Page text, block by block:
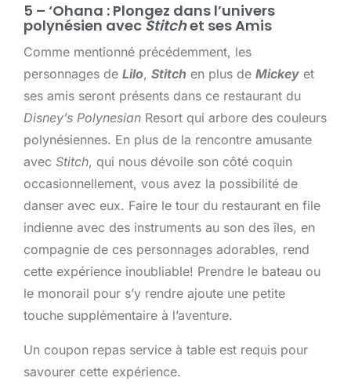
5 – ‘Ohana : Plongez dans l’univers
polynésien avec Stitchet ses Amis
Comme mentionné précédemment, les
personnages de Lilo, Stitch en plus de Mickey et
ses amis seront présents dans ce restaurant du
Disney’s Polynesian Resort qui arbore des couleurs
polynésiennes. En plus de la rencontre amusante
avec Stitch, qui nous dévoile son côté coquin
occasionnellement, vous avez la possibilité de
danser avec eux. Faire le tour du restaurant en file
indienne avec des instruments au son des îles, en
compagnie de ces personnages adorables, rend
cette expérience inoubliable! Prendre le bateau ou
le monorail pour s’y rendre ajoute une petite
touche supplémentaire à l’aventure.
Un coupon repas service à table est requis pour
savourer cette expérience.